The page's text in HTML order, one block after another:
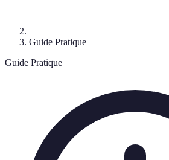
Guide Pratique
Guide Pratique